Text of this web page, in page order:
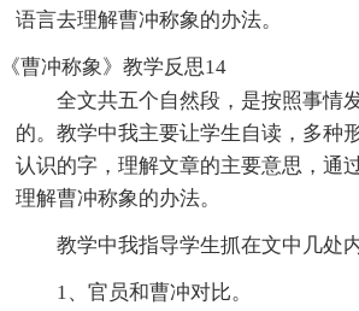
语言去理解曹冲称象的办法。
《曹冲称象》教学反思14
全文共五个自然段，是按照事情
的。教学中我主要让学生自读，多种
认识的字，理解文章的主要意思，通
理解曹冲称象的办法。
教学中我指导学生抓在文中几处
1、官员和曹冲对比。